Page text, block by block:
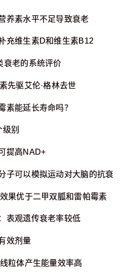
养素水平不足导致衰老
充维生素D和维生素B12
衰老的系统评价
先驱艾伦·格林去世
素能延长寿命吗？
别
提高NAD+
子可以模拟运动对大脑的抗衰老
果优于二甲双胍和雷帕霉素
表观遗传衰老率较低
效剂量
粒体产生能量效率高